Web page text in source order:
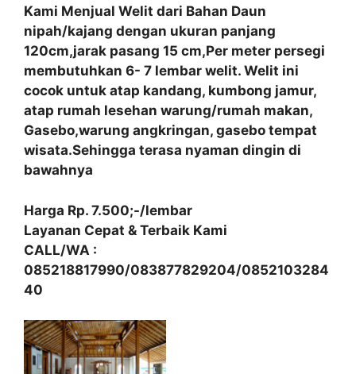
Kami Menjual Welit dari Bahan Daun
nipah/kajang dengan ukuran panjang
120cm,jarak pasang 15 cm,Per meter persegi
membutuhkan 6- 7 lembar welit. Welit ini
cocok untuk atap kandang, kumbong jamur,
atap rumah lesehan warung/rumah makan,
Gasebo,warung angkringan, gasebo tempat
wisata.Sehingga terasa nyaman dingin di
bawahnya
Harga Rp. 7.500;-/lembar
Layanan Cepat & Terbaik Kami
CALL/WA :
085218817990/083877829204/0852103284
40